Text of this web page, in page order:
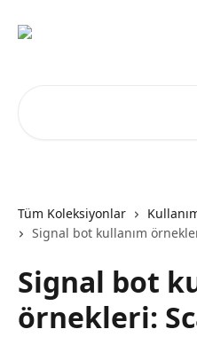
Tüm Koleksiyonlar
Signal bot kullanım
Signal bot
örnekleri: